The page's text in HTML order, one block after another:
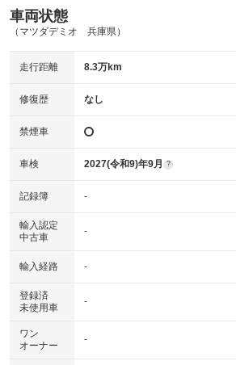
車両状態
（マツダデミオ 兵庫県）
走行距離 8.3万km
修復歴 なし
禁煙車
車検 2027(令和9)年9月 ?
記録簿 -
輸入認定
中古車
-
輸入経路 -
登録済
未使用車
-
ワン
オーナー
-